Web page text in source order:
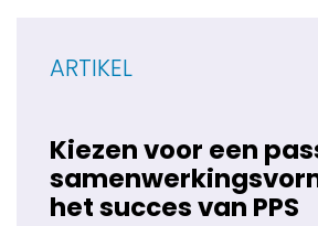
ARTIKEL
Kiezen voor een
het succes van PPS